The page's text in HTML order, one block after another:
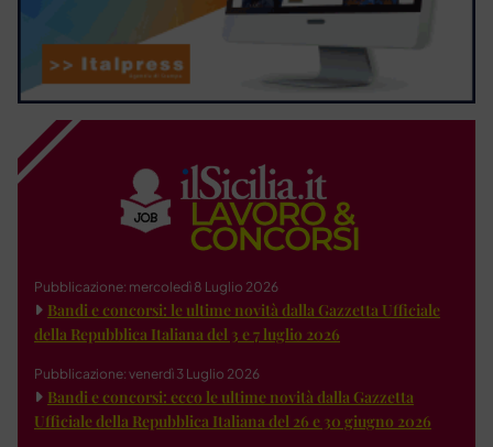
Pubblicazione: mercoledì 8 Luglio 2026
Bandi e concorsi: le ultime novità dalla Gazzetta Ufficiale
della Repubblica Italiana del 3 e 7 luglio 2026
Pubblicazione: venerdì 3 Luglio 2026
Bandi e concorsi: ecco le ultime novità dalla Gazzetta
Ufficiale della Repubblica Italiana del 26 e 30 giugno 2026